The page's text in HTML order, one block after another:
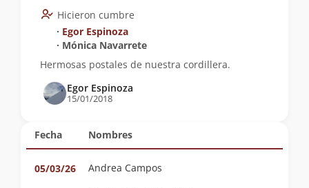
Fecha Nombres
05/03/26 Andrea Campos
Hicieron cumbre
∙ Egor Espinoza
∙ Mónica Navarrete
Hermosas postales de nuestra cordillera.
Egor Espinoza
15/01/2018